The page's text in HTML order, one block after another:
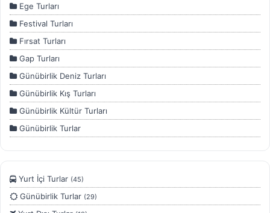
Pazarlama Çerezleri
Size ve ilgi alanlarınıza uygun reklamlar göstermek için
kullanılır. Kapatırsanız reklamları görmeye devam edersiniz,
ancak daha az alakalı olabilirler.
Tercihleri Kaydet
Ege Turları
Festival Turları
Fırsat Turları
Gap Turları
Günübirlik Deniz Turları
Günübirlik Kış Turları
Günübirlik Kültür Turları
Günübirlik Turlar
Konaklamalı Deniz Turları
Konaklamalı Kış Turları
Yurt İçi Turlar (45)
Günübirlik Turlar (29)